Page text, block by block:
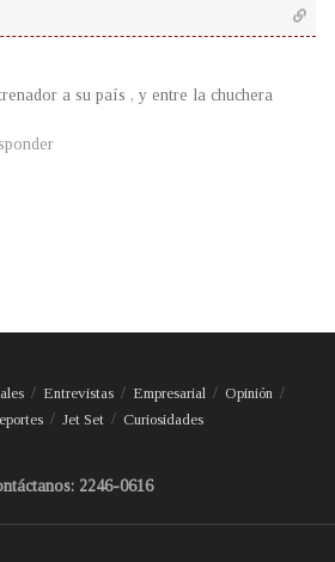
a su país , y entre la chuchera
Entrevistas Empresarial
Opinión
Jet Set Curiosidades
2246-0616